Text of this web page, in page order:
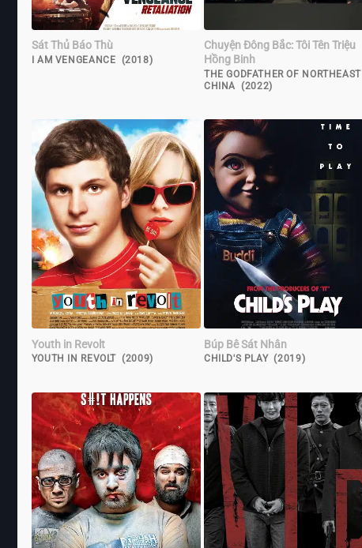
Sát Thủ Báo Thù
I AM VENGEANCE (2018)
Chuyện Đông Bắc: Tôi Tên Triệu
Hồng Binh
THE GODFATHER OF NORTHEAST
CHINA (2022)
Youth in Revolt
YOUTH IN REVOLT (2009)
Búp Bê Sát Nhân
CHILD'S PLAY (2019)